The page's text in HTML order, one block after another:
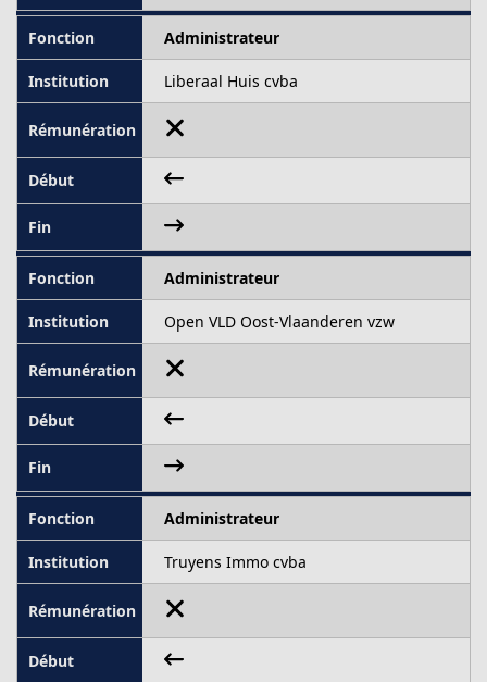
Administrateur
Liberaal Huis cvba
Administrateur
Open VLD Oost-Vlaanderen vzw
Administrateur
Truyens Immo cvba